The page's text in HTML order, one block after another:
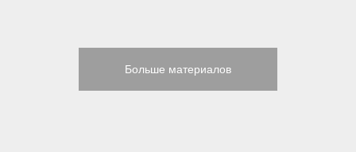
Больше материалов